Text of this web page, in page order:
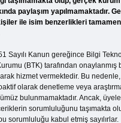
paylaşım yapılmamaktadır.
ile isim benzerlikleri tamamen
Sayılı Kanun gereğince Bilgi
(BTK) tarafından onaylanmış
hizmet vermektedir. Bu
olarak denetleme veya
bulunmamaktadır. Ancak,
sorumluluğunu taşımakta
sorumluluğu kabul etmiş sayılırlar.